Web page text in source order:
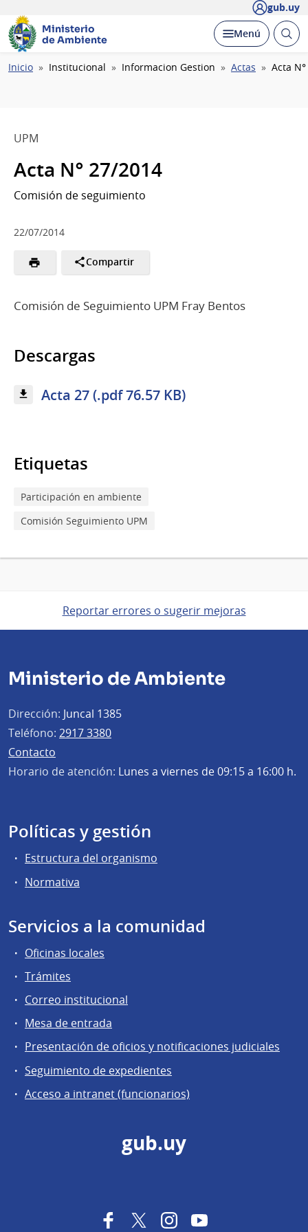
gub.uy
Ministerio
de Ambiente
Desplegar
Menú Abrir
Ruta
Inicio Institucional Informacion Gestion Actas Acta
UPM
Acta N° 27/2014
Comisión de seguimiento
22/07/2014
Compartir
Comisión de Seguimiento UPM Fray Bentos
Descargas
Acta 27 (.pdf 76.57 KB)
Etiquetas
Participación en ambiente
Comisión Seguimiento UPM
Reportar errores o sugerir mejoras
Ministerio de Ambiente
Dirección: Juncal 1385
Teléfono: 2917 3380
Contacto
Horario de atención: Lunes a viernes de 09:15 a 16:00 h.
Políticas y gestión
Estructura del organismo
Normativa
Servicios a la comunidad
Oficinas locales
Trámites
Correo institucional
Mesa de entrada
Presentación de oficios y notificaciones judiciales
Seguimiento de expedientes
Acceso a intranet (funcionarios)
gub.uy
FacebookTwitterInstagramYouTube